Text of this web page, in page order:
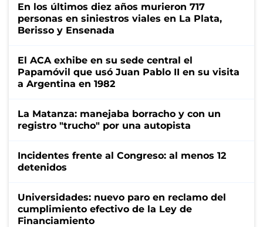
En los últimos diez años murieron 717
personas en siniestros viales en La Plata,
Berisso y Ensenada
El ACA exhibe en su sede central el
Papamóvil que usó Juan Pablo II en su visita
a Argentina en 1982
La Matanza: manejaba borracho y con un
registro "trucho" por una autopista
Incidentes frente al Congreso: al menos 12
detenidos
Universidades: nuevo paro en reclamo del
cumplimiento efectivo de la Ley de
Financiamiento